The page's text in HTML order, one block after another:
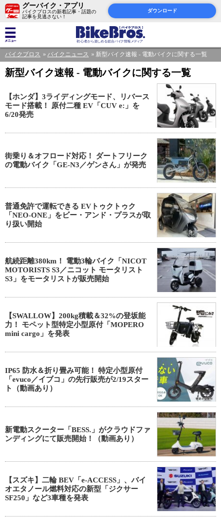
グーバイク・アプリ
バイクブロスの新着記事・話題の
記事を見逃さない！
ダウンロード
バイクブロス バイクニュース 新型バイク速報 - 電動バイクに関する一覧
新型バイク速報 - 電動バイクに関する一覧
【ホンダ】3ライディングモード、リバース
モード搭載！ 原付二種 EV「CUV e:」を
6/20発売
街乗り＆オフロード対応！ ダートフリーク
の電動バイク「GE-N3／ゲンさん」が発売
普通免許で運転できる EVトゥクトゥク
「NEO-ONE」をビー・アンド・プラスが取
り扱い開始
航続距離380km！ 電動3輪バイク「NICOT
MOTORISTS S3／ニコット モータリスト
S3」をモータリストが販売開始
【SWALLOW】200kg積載＆32%の登坂能
力！ モペット型特定小型原付「MOPERO
mini cargo」を発表
IP65 防水＆折り畳み可能！ 特定小型原付
「evuco／イブコ」の先行販売が2/19スター
ト（動画あり）
新電動スクーター「BESS.」がクラウドファ
ンディングにて販売開始！（動画あり）
【スズキ】二輪 BEV「e-ACCESS」、バイ
オエタノール燃料対応の新型「ジクサー
SF250」など3車種を発表